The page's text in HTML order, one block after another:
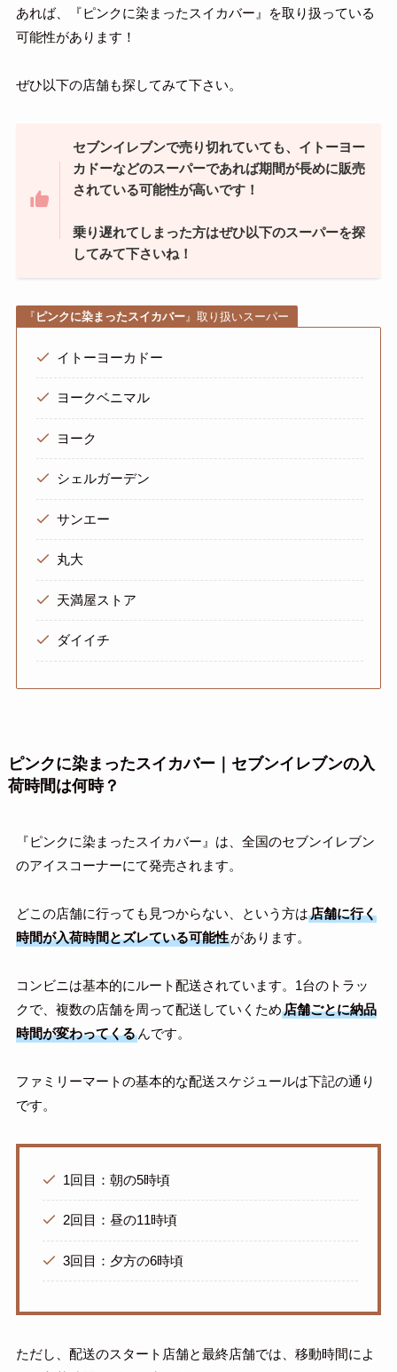
あれば、『ピンクに染まったスイカバー』を取り扱っている
可能性があります！
ぜひ以下の店舗も探してみて下さい。
セブンイレブンで売り切れていても、イトーヨー
カドーなどのスーパーであれば期間が長めに販売
されている可能性が高いです！
乗り遅れてしまった方はぜひ以下のスーパーを探
してみて下さいね！
『 ピンクに染まったスイカバー』取り扱いスーパー
イトーヨーカドー
ヨークベニマル
ヨーク
シェルガーデン
サンエー
丸大
天満屋ストア
ダイイチ
ピンクに染まったスイカバー｜セブンイレブンの入
荷時間は何時？
『ピンクに染まったスイカバー』は、全国のセブンイレブン
のアイスコーナーにて発売されます。
どこの店舗に行っても見つからない、という方は店舗に行く
時間が入荷時間とズレている可能性があります。
コンビニは基本的にルート配送されています。1台のトラッ
クで、複数の店舗を周って配送していくため店舗ごとに納品
時間が変わってくるんです。
ファミリーマートの基本的な配送スケジュールは下記の通り
です。
1回目：朝の5時頃
2回目：昼の11時頃
3回目：夕方の6時頃
ただし、配送のスタート店舗と最終店舗では、移動時間によ